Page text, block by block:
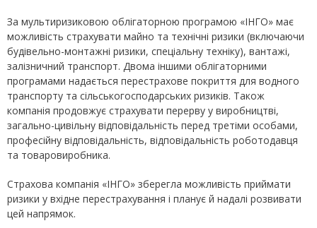
За мультиризиковою облігаторною програмою «ІНГО» має
можливість страхувати майно та технічні ризики (включаючи
будівельно-монтажні ризики, спеціальну техніку), вантажі,
залізничний транспорт. Двома іншими облігаторними
програмами надається перестрахове покриття для водного
транспорту та сільськогосподарських ризиків. Також
компанія продовжує страхувати перерву у виробництві,
загально-цивільну відповідальність перед третіми особами,
професійну відповідальність, відповідальність роботодавця
та товаровиробника.
Страхова компанія «ІНГО» зберегла можливість приймати
ризики у вхідне перестрахування і планує й надалі розвивати
цей напрямок.